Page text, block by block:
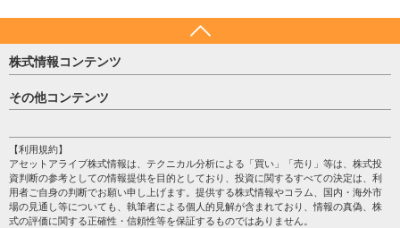
株式情報コンテンツ
日経平均
売買シグナル
注目銘柄
株テーマ情報
海外市況
投資カレンダー
格付け情報
その他コンテンツ
個人情報保護方針
プライバシーポリシー
会社案内
サイトマップ
【利用規約】
アセットアライブ株式情報は、テクニカル分析による「買い」「売り」等は、株式投
資判断の参考としての情報提供を目的としており、投資に関するすべての決定は、利
用者ご自身の判断でお願い申し上げます。提供する株式情報やコラム、国内・海外市
場の見通し等についても、執筆者による個人的見解が含まれており、情報の真偽、株
式の評価に関する正確性・信頼性等を保証するものではありません。